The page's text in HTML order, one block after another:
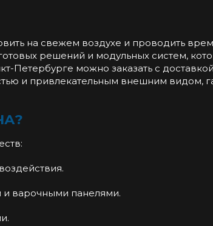
на свежем воздухе и проводить
решений и модульных систем,
Петербурге можно заказать с
и привлекательным внешним видом,
и варочными панелями.